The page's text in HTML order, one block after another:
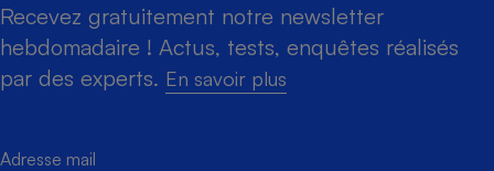
Recevez gratuitement notre newsletter
hebdomadaire ! Actus, tests, enquêtes réalisés
par des experts. En savoir plus
Adresse mail